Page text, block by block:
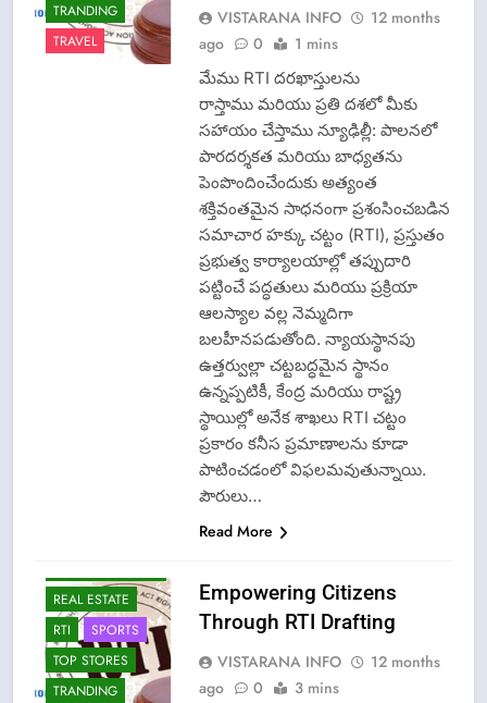
TRANDING
TRAVEL
VISTARANA INFO
12 months
ago
0 1 mins
మేము RTI దరఖాస్తులను
రాస్తాము మరియు ప్రతి దశలో మీకు
సహాయం చేస్తాము న్యూఢిల్లీ: పాలనలో
పారదర్శకత మరియు బాధ్యతను
పెంపొందించేందుకు అత్యంత
శక్తివంతమైన సాధనంగా ప్రశంసించబడిన
సమాచార హక్కు చట్టం (RTI), ప్రస్తుతం
ప్రభుత్వ కార్యాలయాల్లో తప్పుదారి
పట్టించే పద్ధతులు మరియు ప్రక్రియా
ఆలస్యాల వల్ల నెమ్మదిగా
బలహీనపడుతోంది. న్యాయస్థానపు
ఉత్తర్వుల్లా చట్టబద్ధమైన స్థానం
ఉన్నప్పటికీ, కేంద్ర మరియు రాష్ట్ర
స్థాయిల్లో అనేక శాఖలు RTI చట్టం
ప్రకారం కనీస ప్రమాణాలను కూడా
పాటించడంలో విఫలమవుతున్నాయి.
పౌరులు…
Read More
REAL ESTATE
RTI
SPORTS
TOP STORES
TRANDING
Empowering Citizens
Through RTI Drafting
VISTARANA INFO
12 months
ago
0 3 mins